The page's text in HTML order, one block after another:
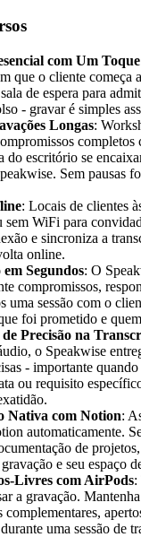
com Um Toque
que o cliente começa
de espera para
- gravar é simples
Longas:
completos
do escritório se
Sem pausas
: Locais de clientes
sem WiFi para
e sincroniza a
online.
Segundos: O
compromissos,
uma sessão com o
foi prometido e
Precisão na
o Speakwise
- importante
ou requisito
Nativa com Notion:
automaticamente.
de
e seu espaço
Livres com AirPods:
a gravação.
complementares,
uma sessão de